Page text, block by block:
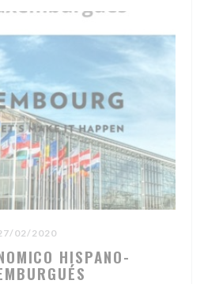
02/2020
HISPANO-